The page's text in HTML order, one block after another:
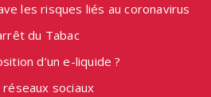
les risques liés au coronavirus
du Tabac
d’un e-liquide ?
sociaux